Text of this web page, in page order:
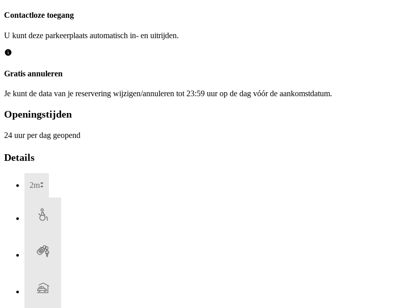
Contactloze toegang
U kunt deze parkeerplaats automatisch in- en uitrijden.
Gratis annuleren
Je kunt de data van je reservering wijzigen/annuleren tot 23:59 uur op de dag vóór de aankomstdatum.
Openingstijden
24 uur per dag geopend
Details
2m